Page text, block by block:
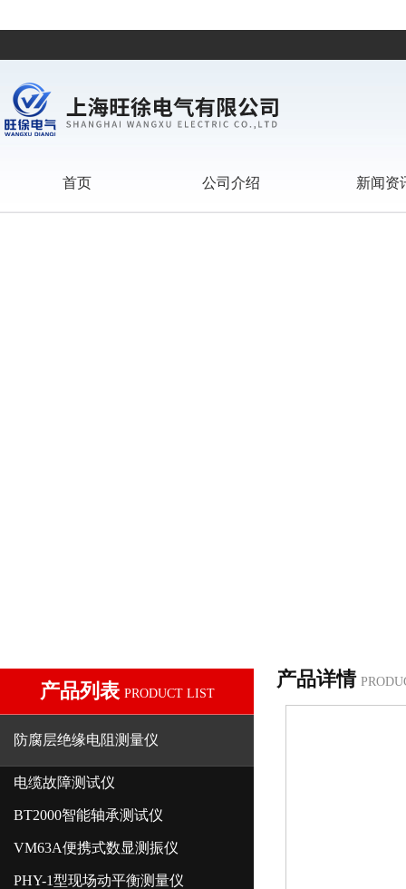
首页 公司介绍 新闻资
产品列表 PRODUCT LIST
防腐层绝缘电阻测量仪
电缆故障测试仪
BT2000智能轴承测试仪
VM63A便携式数显测振仪
PHY-1型现场动平衡测量仪
产品详情